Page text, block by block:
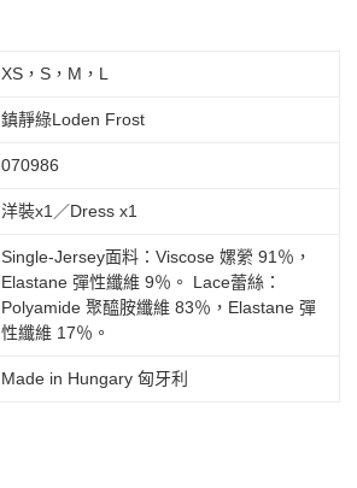
XS，S，M，L
鎮靜綠Loden Frost
070986
洋裝x1／Dress x1
Single-Jersey面料：Viscose 嫘縈 91％，
Elastane 彈性纖維 9％。 Lace蕾絲：
Polyamide 聚醯胺纖維 83％，Elastane 彈
性纖維 17％。
Made in Hungary 匈牙利